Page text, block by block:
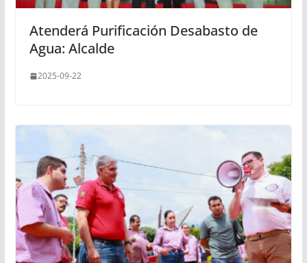
Atenderá Purificación Desabasto de
Agua: Alcalde
2025-09-22